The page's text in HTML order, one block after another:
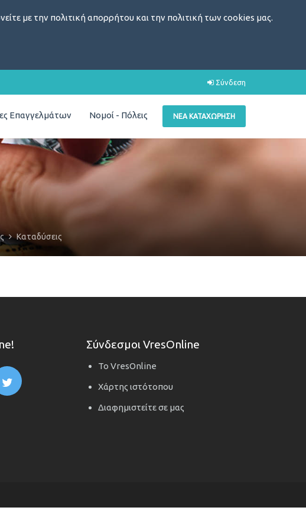
με την πολιτική απορρήτου και την πολιτική των cookies μας.
Σύνδεση
ΝΈΑ ΚΑΤΑΧΏΡΗΣΗ
Επαγγελμάτων Νομοί - Πόλεις
Καταδύσεις
Σύνδεσμοι VresOnline
Το VresOnline
Χάρτης ιστότοπου
Διαφημιστείτε σε μας